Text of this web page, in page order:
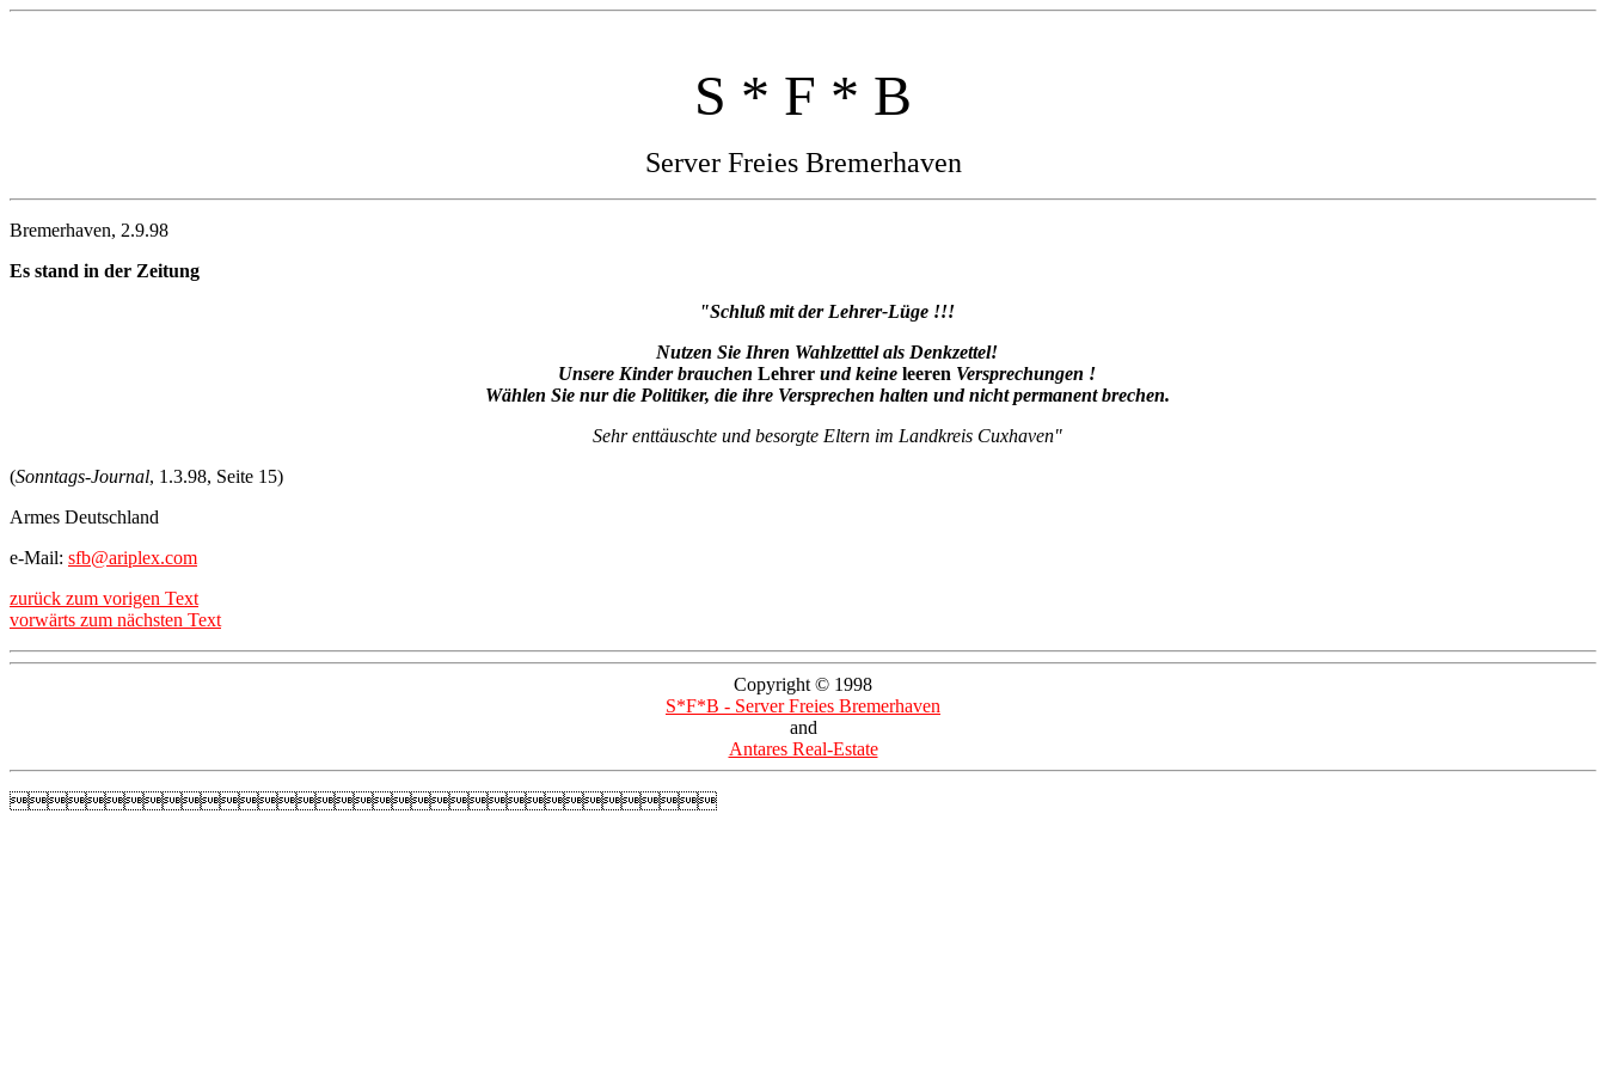
S * F * B
Server Freies Bremerhaven
Bremerhaven, 2.9.98
Es stand in der Zeitung
"Schluß mit der Lehrer-Lüge !!!
Nutzen Sie Ihren Wahlzetttel als Denkzettel!
Unsere Kinder brauchen Lehrer und keine leeren Versprechungen !
Wählen Sie nur die Politiker, die ihre Versprechen halten und nicht permanent brechen.
Sehr enttäuschte und besorgte Eltern im Landkreis Cuxhaven"
(Sonntags-Journal, 1.3.98, Seite 15)
Armes Deutschland
e-Mail: sfb@ariplex.com
zurück zum vorigen Text
vorwärts zum nächsten Text
Copyright © 1998
S*F*B - Server Freies Bremerhaven
and
Antares Real-Estate
